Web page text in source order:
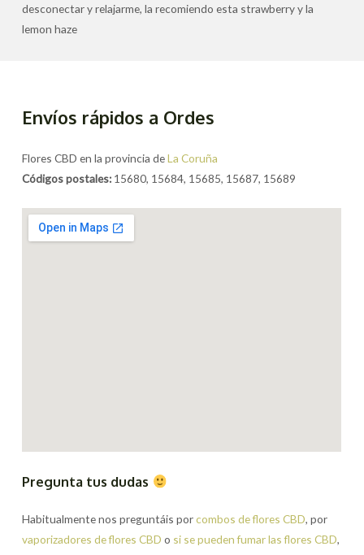
desconectar y relajarme, la recomiendo esta strawberry y la
lemon haze
Envíos rápidos a Ordes
Flores CBD en la provincia deLa Coruña
Códigos postales: 15680, 15684, 15685, 15687, 15689
Pregunta tus dudas
Habitualmente nos preguntáis porcombos de flores CBD, por
vaporizadores de flores CBD o si se pueden fumar las flores CBD,